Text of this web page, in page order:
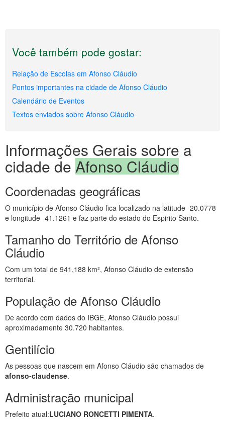
Você também pode gostar:
Relação de Escolas em Afonso Cláudio
Pontos importantes na cidade de Afonso Cláudio
Calendário de Eventos
Textos enviados sobre Afonso Cláudio
Informações Gerais sobre a
cidade de Afonso Cláudio
Coordenadas geográficas
O município de Afonso Cláudio fica localizado na latitude -20.0778
e longitude -41.1261 e faz parte do estado do Espirito Santo.
Tamanho do Território de Afonso
Cláudio
Com um total de 941,188 km², Afonso Cláudio de extensão
territorial.
População de Afonso Cláudio
De acordo com dados do IBGE, Afonso Cláudio possui
aproximadamente 30.720 habitantes.
Gentilício
As pessoas que nascem em Afonso Cláudio são chamados de
afonso-claudense.
Administração municipal
Prefeito atual:LUCIANO RONCETTI PIMENTA.